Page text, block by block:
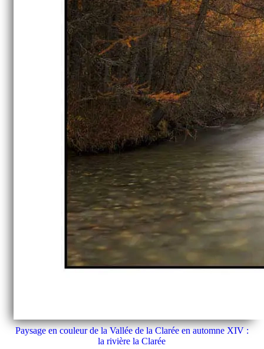
Paysage en couleur de la Vallée de la Clarée en automne XIV :
la rivière la Clarée